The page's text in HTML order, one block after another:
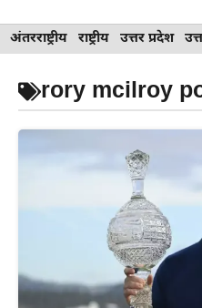
Skip
to
content
अंतरराष्ट्रीय राष्ट्रीय उत्तर प्रदेश
rory mcilroy